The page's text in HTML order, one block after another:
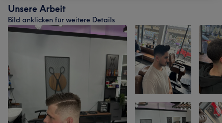
Unsere Arbeit
Bild anklicken für weitere Details